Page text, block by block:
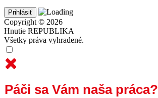
Copyright © 2026
Hnutie REPUBLIKA
Všetky práva vyhradené.
Páči sa Vám naša práca?